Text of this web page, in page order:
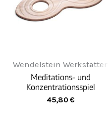
Wendelstein Werkstätten
Meditations‑ und
Konzentrationsspiel
"Liegende Acht"
45,80 €